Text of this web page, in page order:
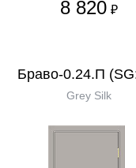
8 820 ₽
Браво-0.24.П
Grey Silk